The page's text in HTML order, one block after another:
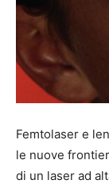
Femtolaser e
le nuove
di un laser ad